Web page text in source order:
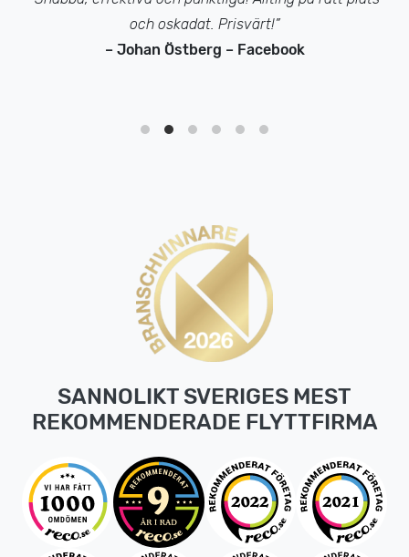
och oskadat. Prisvärt!”
– Johan Östberg – Facebook
SANNOLIKT SVERIGES MEST
REKOMMENDERADE FLYTTFIRMA